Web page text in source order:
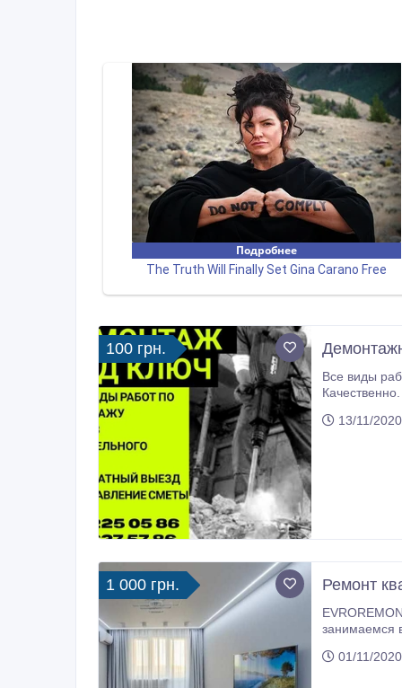
100 грн.
Все виды работ по демонтажу квартир,
Качественно. В чётко оговорённые
13/11/
1 000 грн. Ремонт
EVROREMONT.
занимаемся внутренней
01/11/